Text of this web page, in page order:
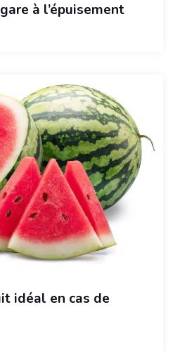
à l’épuisement
idéal en cas de